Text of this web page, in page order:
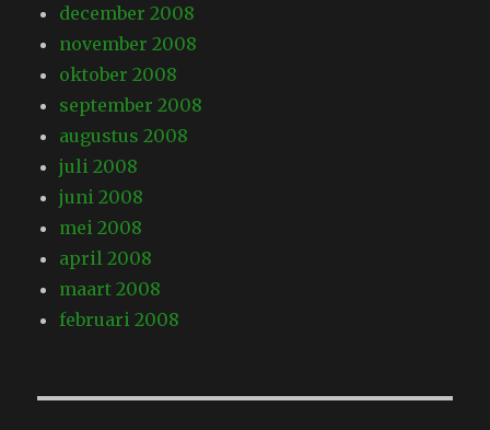
december 2008
november 2008
oktober 2008
september 2008
augustus 2008
juli 2008
juni 2008
mei 2008
april 2008
maart 2008
februari 2008